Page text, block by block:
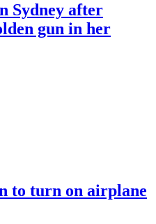
Sydney after
gun in her
to turn on airplane